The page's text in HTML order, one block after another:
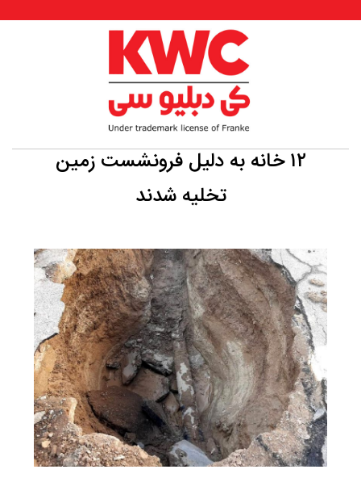
۱۲ خانه به دلیل فرونشست زمین
تخلیه شدند